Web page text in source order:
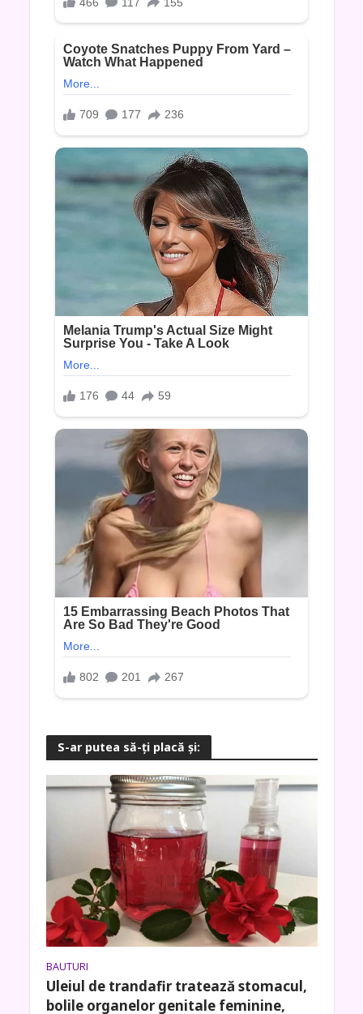
S-ar putea să-ţi placă şi:
BAUTURI
Uleiul de trandafir tratează stomacul,
bolile organelor genitale feminine,